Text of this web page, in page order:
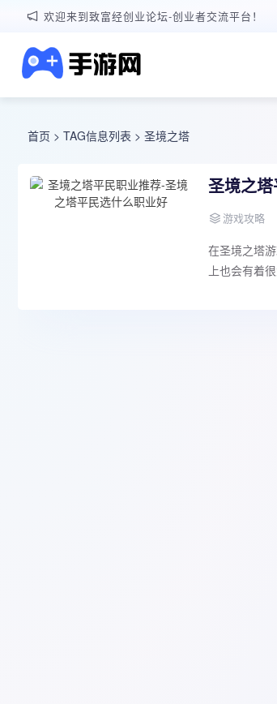
欢迎来到致富经创业论坛-创业者交流平台！
首页 > TAG信息列表 > 圣境之塔
圣境之
游戏攻略
在圣境之塔
上也会有着